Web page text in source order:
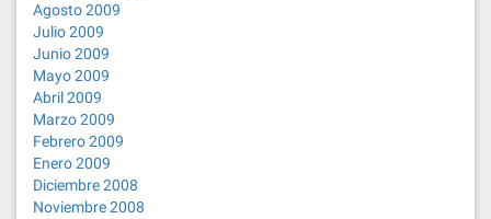
Agosto 2009
Julio 2009
Junio 2009
Mayo 2009
Abril 2009
Marzo 2009
Febrero 2009
Enero 2009
Diciembre 2008
Noviembre 2008